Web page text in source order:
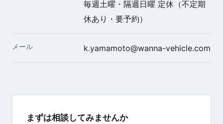
毎週土曜・隔週日曜 定休（不定期
休あり・要予約）
メール k.yamamoto@wanna-vehicle.com
まずは相談してみませんか